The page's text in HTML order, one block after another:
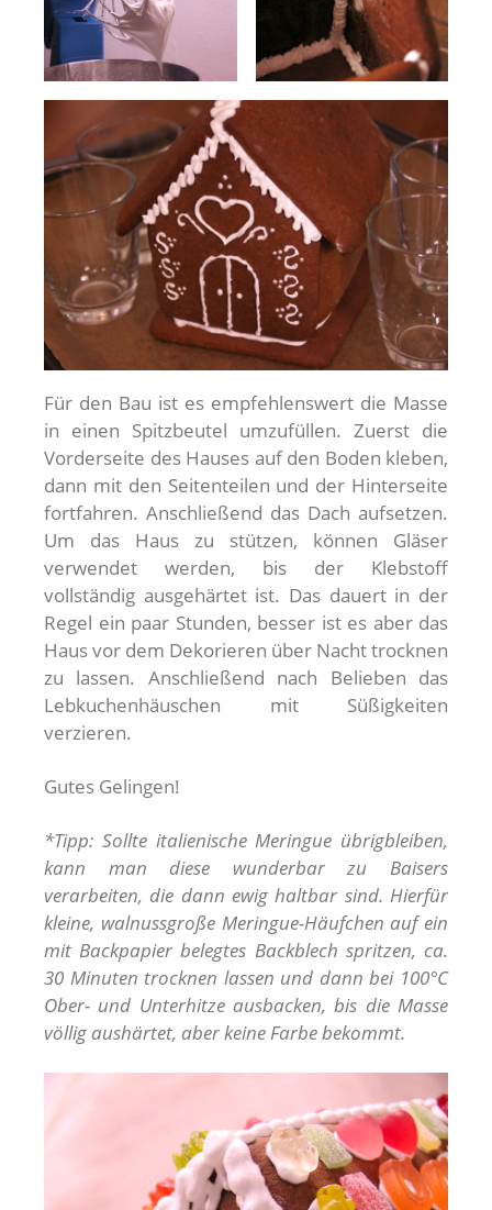
Für den Bau ist es empfehlenswert die Masse
in einen Spitzbeutel umzufüllen. Zuerst die
Vorderseite des Hauses auf den Boden kleben,
dann mit den Seitenteilen und der Hinterseite
fortfahren. Anschließend das Dach aufsetzen.
Um das Haus zu stützen, können Gläser
verwendet werden, bis der Klebstoff
vollständig ausgehärtet ist. Das dauert in der
Regel ein paar Stunden, besser ist es aber das
Haus vor dem Dekorieren über Nacht trocknen
zu lassen. Anschließend nach Belieben das
Lebkuchenhäuschen mit Süßigkeiten
verzieren.
Gutes Gelingen!
*Tipp: Sollte italienische Meringue übrigbleiben,
kann man diese wunderbar zu Baisers
verarbeiten, die dann ewig haltbar sind. Hierfür
kleine, walnussgroße Meringue-Häufchen auf ein
mit Backpapier belegtes Backblech spritzen, ca.
30 Minuten trocknen lassen und dann bei 100°C
Ober- und Unterhitze ausbacken, bis die Masse
völlig aushärtet, aber keine Farbe bekommt.